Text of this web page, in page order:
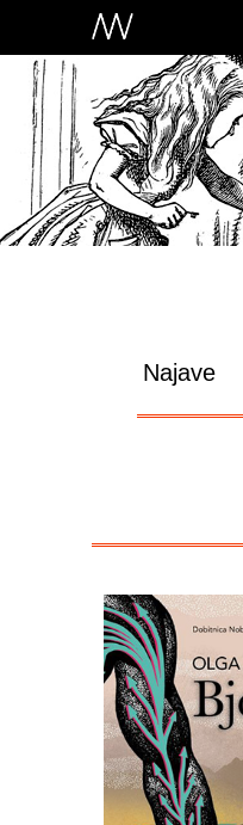
Najave